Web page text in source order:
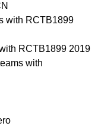
with RCTB1899
RCTB1899 2019
with